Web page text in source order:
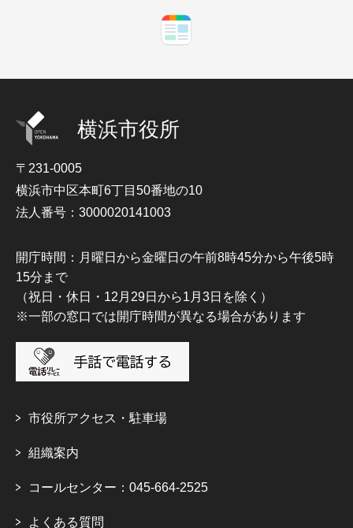
横浜市役所
〒231-0005
横浜市中区本町6丁目50番地の10
法人番号：3000020141003
開庁時間：月曜日から金曜日の午前8時45分から午後5時
15分まで
（祝日・休日・12月29日から1月3日を除く）
※一部の窓口では開庁時間が異なる場合があります
市役所アクセス・駐車場
組織案内
コールセンター：045-664-2525
よくある質問